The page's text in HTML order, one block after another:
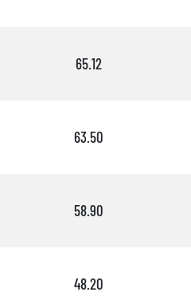
65.12
63.50
58.90
48.20